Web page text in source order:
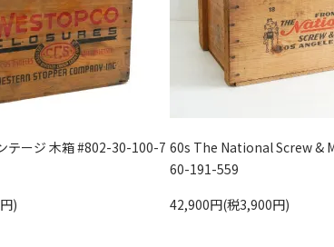
テージ 木箱 #802-30-100-7
)
60s The National Screw &
60-191-559
42,900円(税3,900円)